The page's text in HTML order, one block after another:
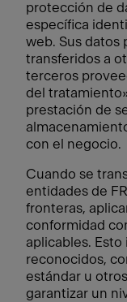
protección de
específica
web. Sus datos
transferidos a
terceros
del
prestación de
con el negocio.
Cuando se
entidades de
fronteras,
conformidad
aplicables.
reconocidos,
estándar u
garantizar un